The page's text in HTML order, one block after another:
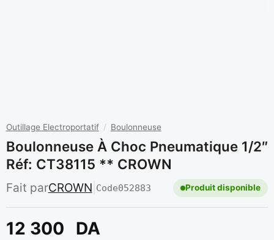
Outillage Electroportatif / Boulonneuse
Boulonneuse À Choc Pneumatique 1/2″
Réf: CT38115 ** CROWN
Fait parCROWN Code052883 Produit disponible
12 300 DA